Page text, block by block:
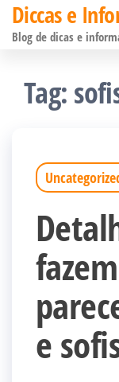
Pular
para
conteúdo
Diccas e
Blog de dicas e
Tag:
e